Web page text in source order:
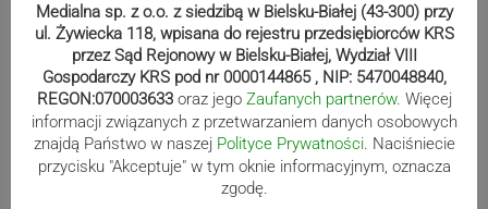
Medialna sp. z o.o. z siedzibą w Bielsku-Białej (43-300) przy
ul. Żywiecka 118, wpisana do rejestru przedsiębiorców KRS
przez Sąd Rejonowy w Bielsku-Białej, Wydział VIII
Gospodarczy KRS pod nr 0000144865 , NIP: 5470048840,
REGON:070003633 oraz jego Zaufanych partnerów. Więcej
informacji związanych z przetwarzaniem danych osobowych
znajdą Państwo w naszej Polityce Prywatności. Naciśniecie
przycisku "Akceptuje" w tym oknie informacyjnym, oznacza
zgodę.